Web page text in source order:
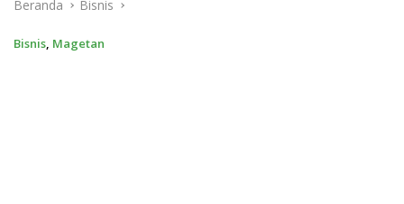
Beranda Bisnis
Bisnis, Magetan